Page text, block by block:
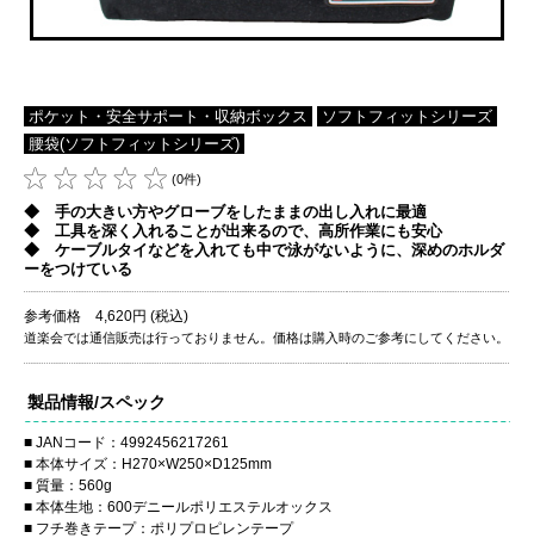
ポケット・安全サポート・収納ボックス
ソフトフィットシリーズ
腰袋(ソフトフィットシリーズ)
(0件)
◆ 手の大きい方やグローブをしたままの出し入れに最適
◆ 工具を深く入れることが出来るので、高所作業にも安心
◆ ケーブルタイなどを入れても中で泳がないように、深めのホルダ
ーをつけている
参考価格 4,620円 (税込)
道楽会では通信販売は行っておりません。価格は購入時のご参考にしてください。
製品情報/スペック
JANコード：4992456217261
本体サイズ：H270×W250×D125mm
質量：560g
本体生地：600デニールポリエステルオックス
フチ巻きテープ：ポリプロピレンテープ